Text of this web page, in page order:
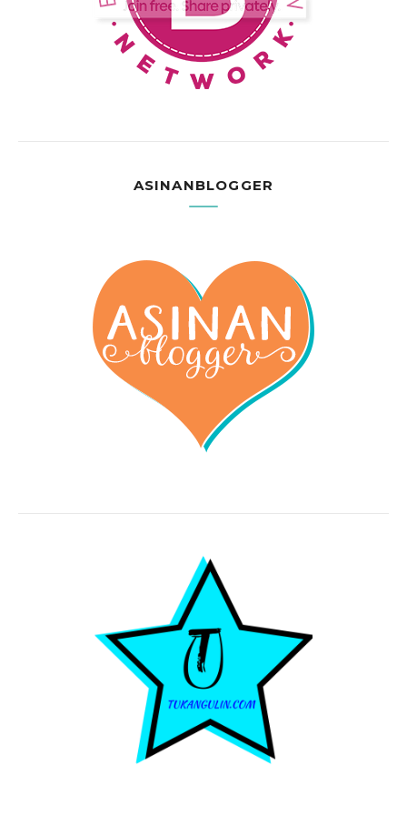
ASINANBLOGGER